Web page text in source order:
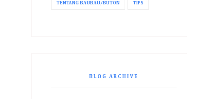
TENTANG BAUBAU/BUTON TIPS
BLOG ARCHIVE